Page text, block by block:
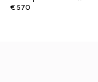
€ 570